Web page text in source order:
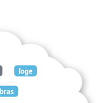
loge
bras